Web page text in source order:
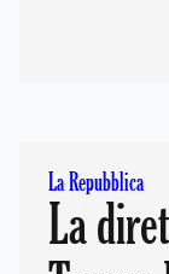
La Repubblica
La diretta Sfuma